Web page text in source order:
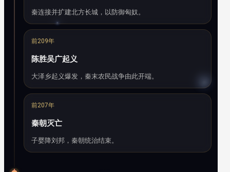
秦连接并扩建北方长城，以防御匈奴。
前209年
陈胜吴广起义
大泽乡起义爆发，秦末农民战争由此开端。
前207年
秦朝灭亡
子婴降刘邦，秦朝统治结束。